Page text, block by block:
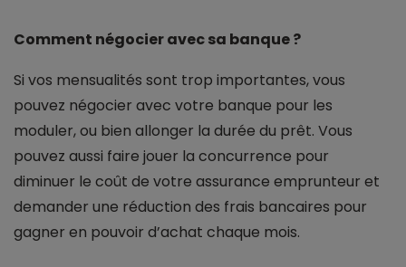
Comment négocier avec sa banque ?
Si vos mensualités sont trop importantes, vous
pouvez négocier avec votre banque pour les
moduler, ou bien allonger la durée du prêt. Vous
pouvez aussi faire jouer la concurrence pour
diminuer le coût de votre assurance emprunteur et
demander une réduction des frais bancaires pour
gagner en pouvoir d’achat chaque mois.